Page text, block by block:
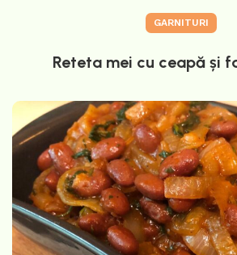
GARNITURI
Reteta mei cu ceapă și